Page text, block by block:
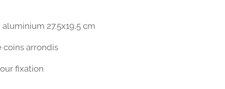
27.5x19,5 cm
coins arrondis
fixation